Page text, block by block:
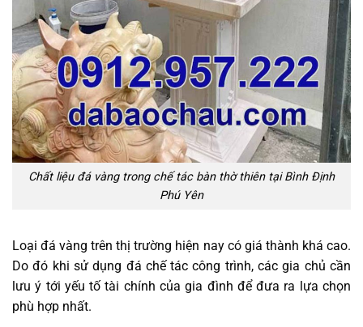
Chất liệu đá vàng trong chế tác bàn thờ thiên tại Bình Định
Phú Yên
Loại đá vàng trên thị trường hiện nay có giá thành khá cao.
Do đó khi sử dụng đá chế tác công trình, các gia chủ cần
lưu ý tới yếu tố tài chính của gia đình để đưa ra lựa chọn
phù hợp nhất.